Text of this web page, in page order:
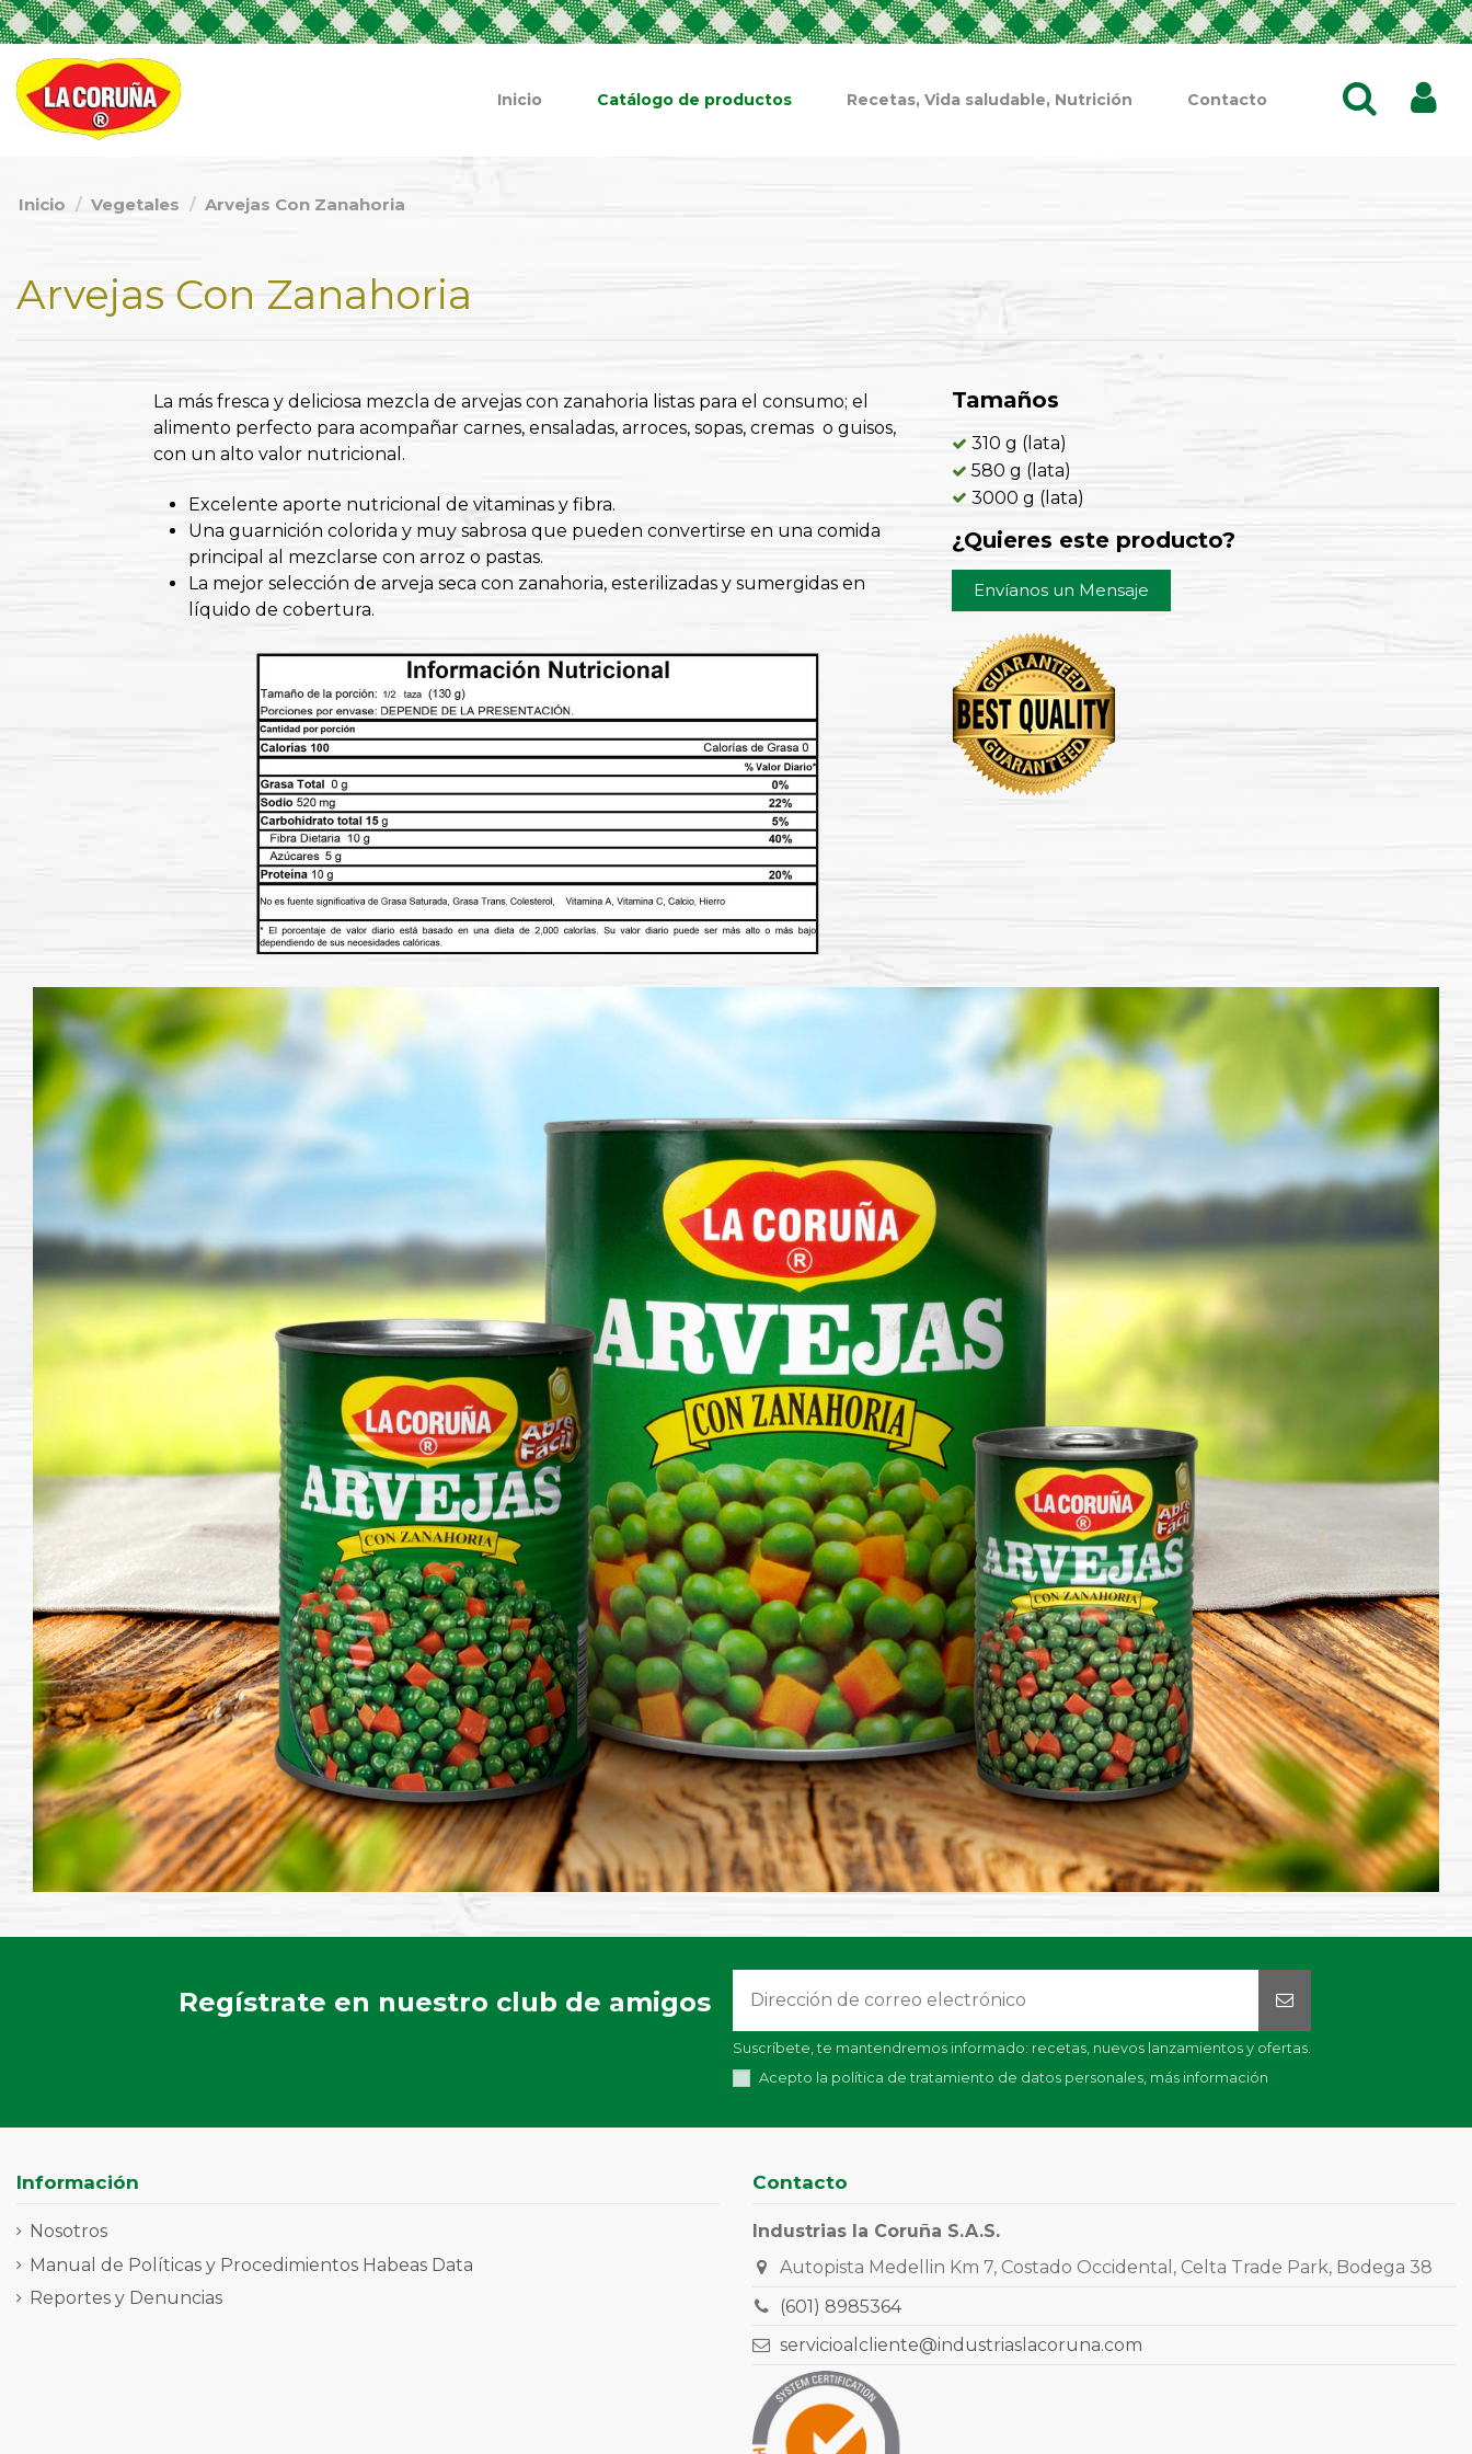
Inicio Catálogo de productos Recetas, Vida saludable, Nutrición Contacto
Inicio Vegetales Arvejas Con Zanahoria
Arvejas Con Zanahoria
La más fresca y deliciosa mezcla de arvejas con zanahoria listas para el consumo; el
alimento perfecto para acompañar carnes, ensaladas, arroces, sopas, cremas o guisos,
con un alto valor nutricional.
Excelente aporte nutricional de vitaminas y fibra.
Una guarnición colorida y muy sabrosa que pueden convertirse en una comida
principal al mezclarse con arroz o pastas.
La mejor selección de arveja seca con zanahoria, esterilizadas y sumergidas en
líquido de cobertura.
Tamaños
310 g (lata)
580 g (lata)
3000 g (lata)
¿Quieres este producto?
Envíanos un Mensaje
Regístrate en nuestro club de amigos
Suscríbete, te mantendremos informado: recetas, nuevos lanzamientos y ofertas.
Acepto la política de tratamiento de datos personales, más información
Información
Nosotros
Manual de Políticas y Procedimientos Habeas Data
Reportes y Denuncias
Contacto
Industrias la Coruña S.A.S.
Autopista Medellin Km 7, Costado Occidental, Celta Trade Park, Bodega 38
(601) 8985364
servicioalcliente@industriaslacoruna.com